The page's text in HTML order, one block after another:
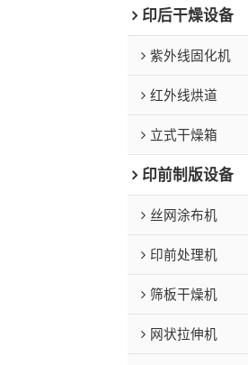
印后干燥设备
紫外线固化机
红外线烘道
立式干燥箱
印前制版设备
丝网涂布机
印前处理机
筛板干燥机
网状拉伸机